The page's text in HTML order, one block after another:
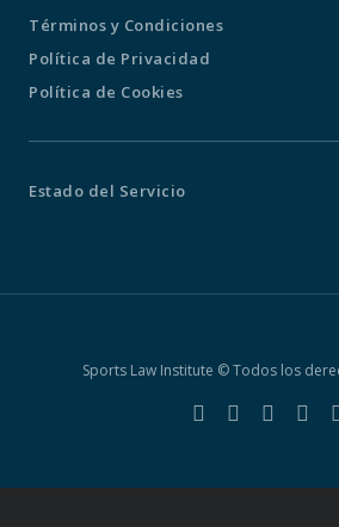
Términos y Condiciones
Política de Privacidad
Política de Cookies
Estado del Servicio
Sports Law Institute © Todos los